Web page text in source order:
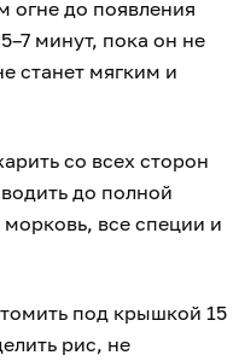
огне до появления
минут, пока он не
станет мягким и
со всех сторон
до полной
все специи и
под крышкой 15
рис, не